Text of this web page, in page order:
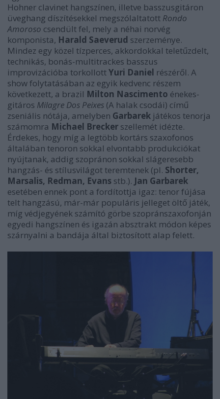
Hohner clavinet hangszínen, illetve basszusgitáron
üveghang díszítésekkel megszólaltatott Rondo
Amoroso csendült fel, mely a néhai norvég
komponista, Harald Saeverud szerzeménye.
Mindez egy közel tízperces, akkordokkal teletűzdelt,
technikás, bonás-multitrackes basszus
improvizációba torkollottYuri Daniel részéről. A
show folytatásában az egyik kedvenc részem
következett, a brazil Milton Nascimento énekes-
gitáros Milagre Dos Peixes (A halak csodái) című
zseniális nótája, amelyben Garbarek játékos tenorja
számomra Michael Brecker szellemét idézte.
Érdekes, hogy míg a legtöbb kortárs szaxofonos
általában tenoron sokkal elvontabb produkciókat
nyújtanak, addig szopránon sokkal slágeresebb
hangzás- és stílusvilágot teremtenek (pl. Shorter,
Marsalis, Redman, Evans stb.). Jan Garbarek
esetében ennek pont a fordítottja igaz: tenor fújása
telt hangzású, már-már populáris jelleget öltő játék,
míg védjegyének számító görbe szopránszaxofonján
egyedi hangszínen és igazán absztrakt módon képes
szárnyalni a bandája által biztosított alap felett.